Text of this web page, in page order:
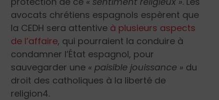
avocats chrétiens espagnols espèrent que
la CEDH sera attentive à plusieurs aspects
de l’affaire, qui pourraient la conduire à
condamner l’État espagnol, pour
sauvegarder une « paisible jouissance » du
droit des catholiques à la liberté de
religion4.